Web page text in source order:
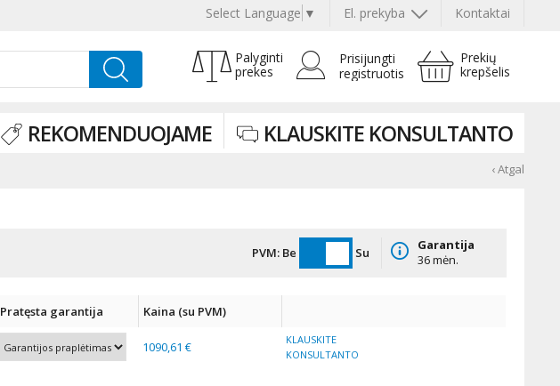
Kontaktai
El. prekyba
Select Language ▼
Prekių
krepšelis
Prisijungti
registruotis
Palyginti
prekes
REKOMENDUOJAME KLAUSKITE KONSULTANTO
‹ Atgal
PVM: Be Su
Garantija
36 mėn.
Pratęsta garantija Kaina (su PVM)
1090,61 €
KLAUSKITE
KONSULTANTO